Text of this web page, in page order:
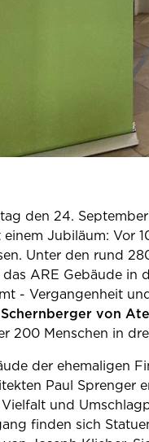
den 24.
einem Jubiläum: Vor
Unter den rund
ARE Gebäude in
- Vergangenheit
von
200 Menschen in
der ehemaligen
Paul Sprenger
Vielfalt und
finden sich